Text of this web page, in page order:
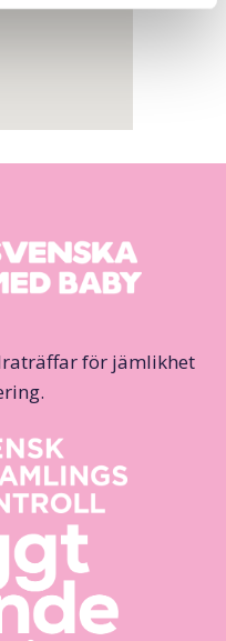
för jämlikhet